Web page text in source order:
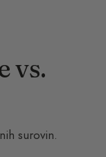
vs.
surovin.